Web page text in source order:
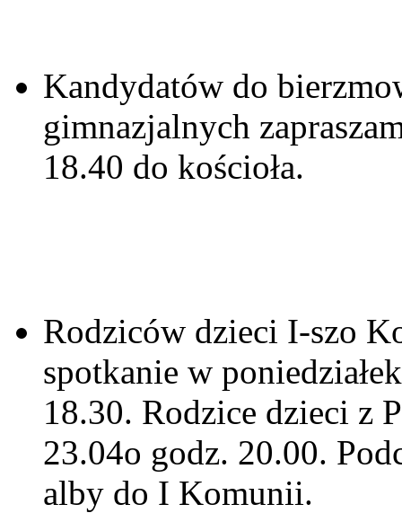
Kandydatów do
gimnazjalnych
18.40 do kościoła.
Rodziców dzieci I-szo
spotkanie w
18.30. Rodzice dzieci z
23.04o godz. 20.00.
alby do I Komunii.